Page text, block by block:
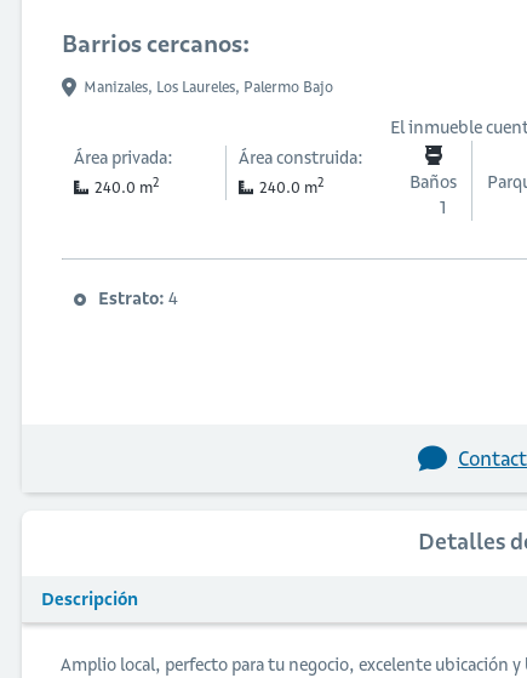
Barrios cercanos:
Manizales, Los Laureles, Palermo Bajo
Área privada:
240.0 m2
Área construida:
240.0 m2
El inmueble
Baños
1
Estrato: 4
Detalles
Descripción
Amplio local, perfecto para tu negocio, excelente ubicación